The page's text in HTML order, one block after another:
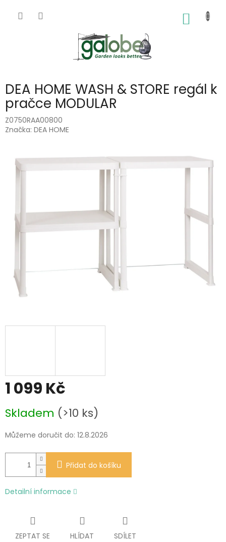
DEA HOME WASH & STORE regál k
pračce MODULAR
Z0750RAA00800
Značka: DEA HOME
1 099 Kč
cena:
Skladem (>10 ks)
Můžeme doručit do: 12.8.2026
Přidat do košíku
Detailní informace
ZEPTAT SE HLÍDAT SDÍLET